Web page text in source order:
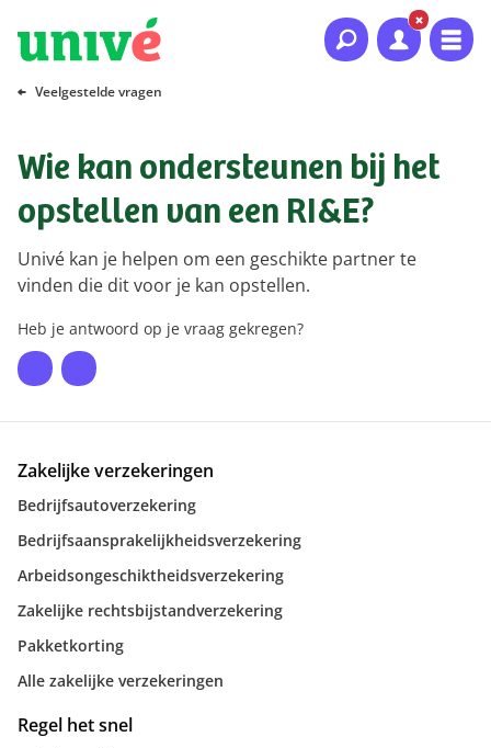
Naar hoofdinhoud
Naar hoofdnavigatie
Naar footer
Veelgestelde vragen
Wie kan ondersteunen bij het
opstellen van een RI&E?
Univé kan je helpen om een geschikte partner te
vinden die dit voor je kan opstellen.
Heb je antwoord op je vraag gekregen?
Zakelijke verzekeringen
Bedrijfsautoverzekering
Bedrijfsaansprakelijkheidsverzekering
Arbeidsongeschiktheidsverzekering
Zakelijke rechtsbijstandverzekering
Pakketkorting
Alle zakelijke verzekeringen
Regel het snel